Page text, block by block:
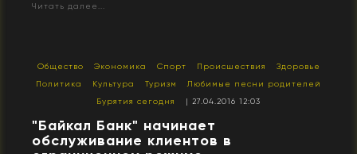
Читать далее...
Общество Экономика Спорт Происшествия
Здоровье
Политика
Культура Туризм
Любимые песни родителей
Бурятия сегодня
| 27.04.2016 12:03
"Байкал Банк" начинает
обслуживание клиентов в